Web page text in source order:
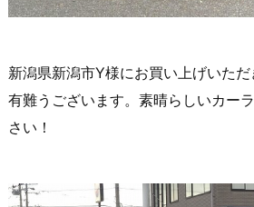
新潟県新潟市Y様にお買い上げいただ
有難うございます。素晴らしいカー
さい！